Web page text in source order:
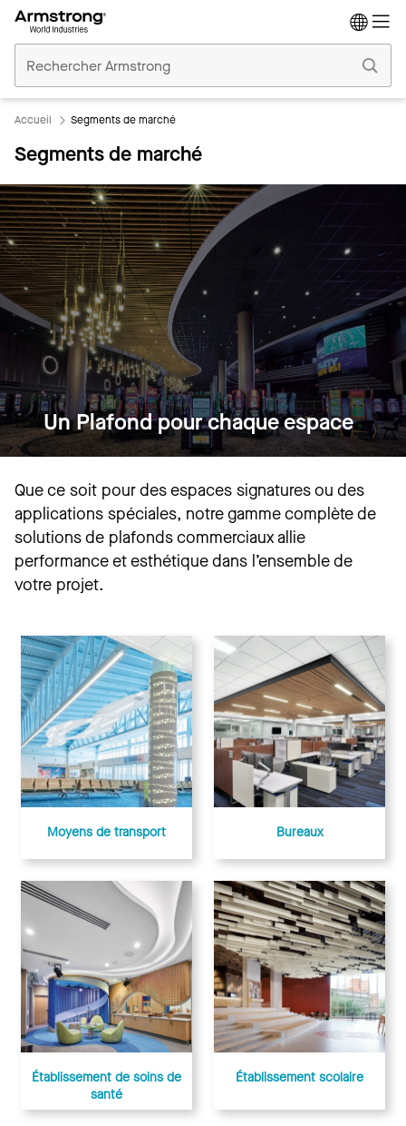
Plafonds
Commerciaux
Accueil Segments de marché
Segments de marché
Un Plafond pour chaque espace
Que ce soit pour des espaces signatures ou des
applications spéciales, notre gamme complète de
solutions de plafonds commerciaux allie
performance et esthétique dans l’ensemble de
votre projet.
Moyens de transport Bureaux
Établissement de soins de
santé
Établissement scolaire